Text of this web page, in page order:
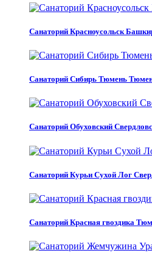
Санаторий Красноусольск
Санаторий Сибирь Тюмень
Санаторий Обуховский
Санаторий Курьи Сухой Лог
Санаторий Красная гвоздика